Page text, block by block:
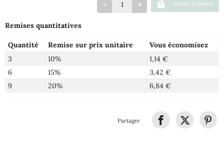
Ajouter au panier
Remises quantitatives
Quantité Remise sur prix unitaire
Vous économisez
3
10%
1,14 €
6
15%
3,42 €
9
20% 6,84 €
Partager